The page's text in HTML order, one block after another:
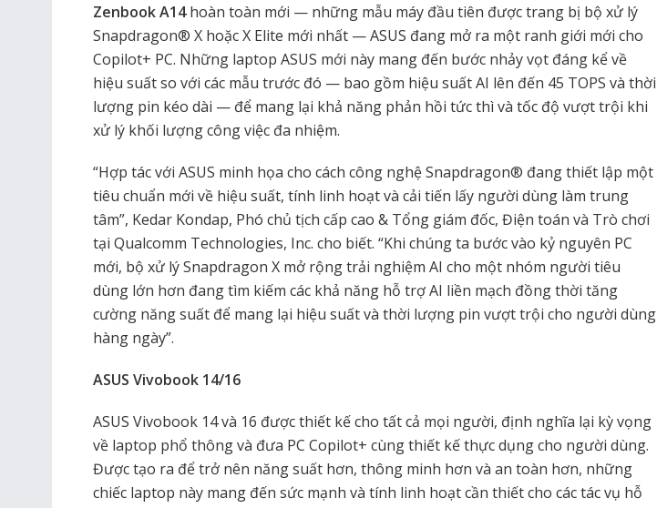
Zenbook A14hoàn toàn mới — những mẫu máy đầu tiên được trang bị bộ xử lý
Snapdragon® X hoặc X Elite mới nhất — ASUS đang mở ra một ranh giới mới cho
Copilot+ PC. Những laptop ASUS mới này mang đến bước nhảy vọt đáng kể về
hiệu suất so với các mẫu trước đó — bao gồm hiệu suất AI lên đến 45 TOPS và thời
lượng pin kéo dài — để mang lại khả năng phản hồi tức thì và tốc độ vượt trội khi
xử lý khối lượng công việc đa nhiệm.
“Hợp tác với ASUS minh họa cho cách công nghệ Snapdragon® đang thiết lập một
tiêu chuẩn mới về hiệu suất, tính linh hoạt và cải tiến lấy người dùng làm trung
tâm”, Kedar Kondap, Phó chủ tịch cấp cao & Tổng giám đốc, Điện toán và Trò chơi
tại Qualcomm Technologies, Inc. cho biết. “Khi chúng ta bước vào kỷ nguyên PC
mới, bộ xử lý Snapdragon X mở rộng trải nghiệm AI cho một nhóm người tiêu
dùng lớn hơn đang tìm kiếm các khả năng hỗ trợ AI liền mạch đồng thời tăng
cường năng suất để mang lại hiệu suất và thời lượng pin vượt trội cho người dùng
hàng ngày”.
ASUS Vivobook 14/16
ASUS Vivobook 14 và 16 được thiết kế cho tất cả mọi người, định nghĩa lại kỳ vọng
về laptop phổ thông và đưa PC Copilot+ cùng thiết kế thực dụng cho người dùng.
Được tạo ra để trở nên năng suất hơn, thông minh hơn và an toàn hơn, những
chiếc laptop này mang đến sức mạnh và tính linh hoạt cần thiết cho các tác vụ hỗ